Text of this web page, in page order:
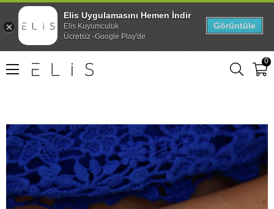
0
Elis Uygulamasını Hemen İndir
Elis Kuyumculuk
Ücretsiz -Google Play'de
Görüntüle